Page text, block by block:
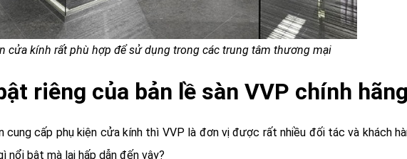
cửa kính rất phù hợp để sử dụng trong các trung tâm thương mại
riêng của bản lề sàn VVP chính hãng
cung cấp phụ kiện cửa kính thì VVP là đơn vị được rất nhiều đối tác và khách
nổi bật mà lại hấp dẫn đến vậy?